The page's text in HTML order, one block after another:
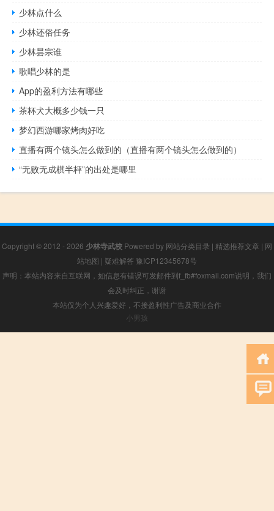
少林点什么
少林还俗任务
少林昙宗谁
歌唱少林的是
App的盈利方法有哪些
茶杯犬大概多少钱一只
梦幻西游哪家烤肉好吃
直播有两个镜头怎么做到的（直播有两个镜头怎么做到的）
“无败无成棋半枰”的出处是哪里
Copyright © 2012 - 2026 少林寺武校 Powered by 网站分类目录 | 精选推荐文章 | 网
站地图 | 疑难解答 豫ICP12345678号
声明：本站内容来自互联网，如信息有错误可发邮件到f_fb#foxmail.com说明，我们
会及时纠正，谢谢
本站仅为个人兴趣爱好，不接盈利性广告及商业合作
小男孩